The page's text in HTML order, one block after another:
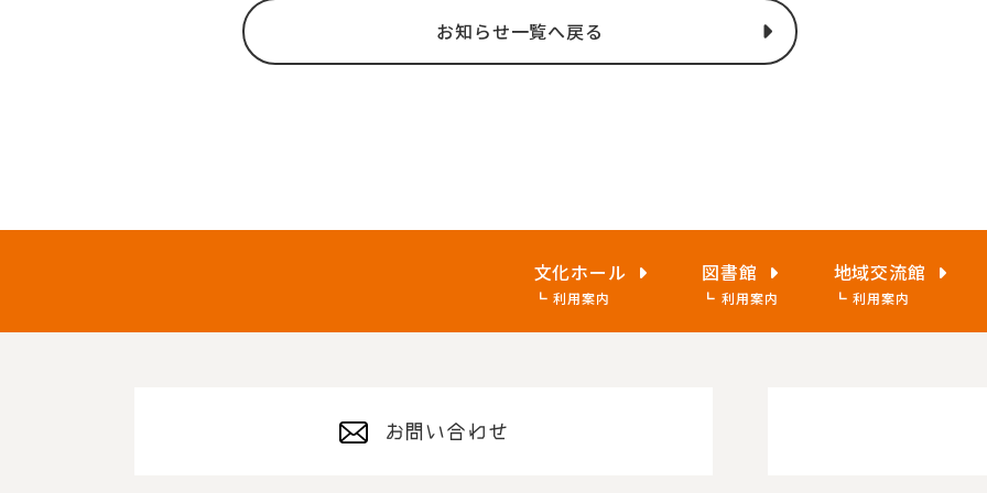
お知らせ一覧へ戻る
文化ホール
利用案内
図書館
利用案内
地域交流館
利用案内
お問い合わせ